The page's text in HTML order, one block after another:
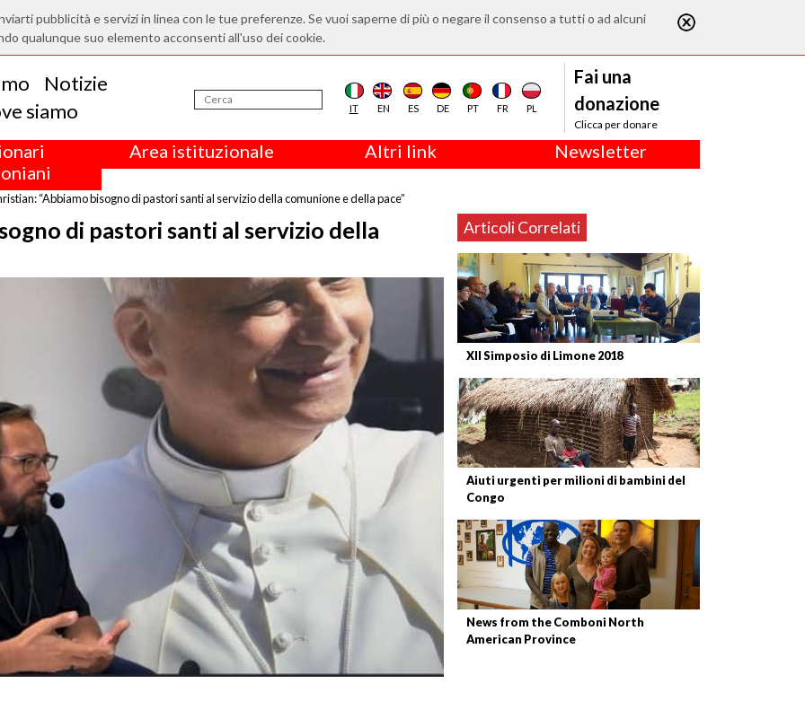
pubblicità e servizi in linea con le tue preferenze. Se vuoi saperne di più o negare il consenso a tutti o ad alcuni
qualunque suo elemento acconsenti all'uso dei cookie.
Notizie
siamo
IT EN ES DE PT FR PL
Fai una
donazione
Clicca per donare
Area istituzionale Altri link Newsletter
“Abbiamo bisogno di pastori santi al servizio della comunione e della pace”
di pastori santi al servizio della Articoli Correlati
XII Simposio di Limone 2018
Aiuti urgenti per milioni di bambini del
Congo
News from the Comboni North
American Province